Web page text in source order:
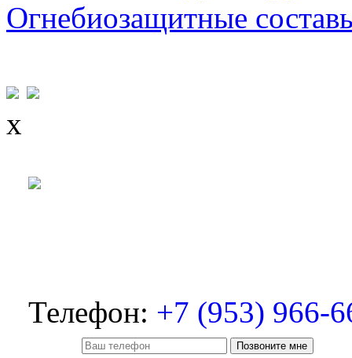
Огнебиозащитные
x
Телефон: +7 (953) 966-
Позвоните мне